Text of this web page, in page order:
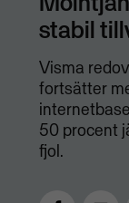
stabil
Visma
fortsätter
50 procent
fjol.